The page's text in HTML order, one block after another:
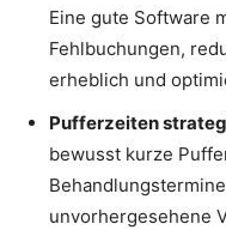
Eine gute Software
Fehlbuchungen,
erheblich und
Pufferzeiten
bewusst kurze
unvorhergesehene